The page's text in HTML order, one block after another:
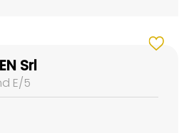
Srl
E/5